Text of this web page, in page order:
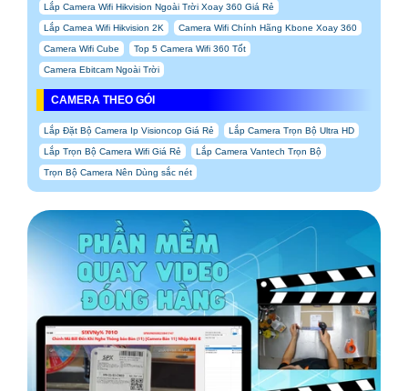
Lắp Camera Wifi Hikvision Ngoài Trời Xoay 360 Giá Rẻ
Lắp Camea Wifi Hikvision 2K Camera Wifi Chính Hãng Kbone Xoay 360
Camera Wifi Cube Top 5 Camera Wifi 360 Tốt
Camera Ebitcam Ngoài Trời
CAMERA THEO GÓI
Lắp Đặt Bộ Camera Ip Visioncop Giá Rẻ Lắp Camera Trọn Bộ Ultra HD
Lắp Trọn Bộ Camera Wifi Giá Rẻ Lắp Camera Vantech Trọn Bộ
Trọn Bộ Camera Nên Dùng sắc nét